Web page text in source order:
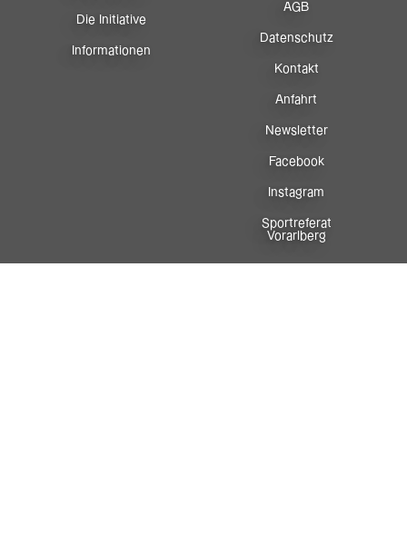
Die Initiative
Informationen
AGB
Datenschutz
Kontakt
Anfahrt
Newsletter
Facebook
Instagram
Sportreferat
Vorarlberg